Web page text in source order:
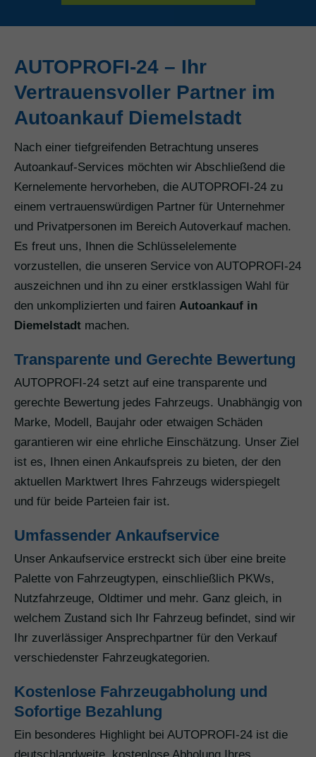
AUTOPROFI-24 – Ihr
Vertrauensvoller Partner im
Autoankauf Diemelstadt
Nach einer tiefgreifenden Betrachtung unseres
Autoankauf-Services möchten wir Abschließend die
Kernelemente hervorheben, die AUTOPROFI-24 zu
einem vertrauenswürdigen Partner für Unternehmer
und Privatpersonen im Bereich Autoverkauf machen.
Es freut uns, Ihnen die Schlüsselelemente
vorzustellen, die unseren Service von AUTOPROFI-24
auszeichnen und ihn zu einer erstklassigen Wahl für
den unkomplizierten und fairen Autoankauf in
Diemelstadt machen.
Transparente und Gerechte Bewertung
AUTOPROFI-24 setzt auf eine transparente und
gerechte Bewertung jedes Fahrzeugs. Unabhängig von
Marke, Modell, Baujahr oder etwaigen Schäden
garantieren wir eine ehrliche Einschätzung. Unser Ziel
ist es, Ihnen einen Ankaufspreis zu bieten, der den
aktuellen Marktwert Ihres Fahrzeugs widerspiegelt
und für beide Parteien fair ist.
Umfassender Ankaufservice
Unser Ankaufservice erstreckt sich über eine breite
Palette von Fahrzeugtypen, einschließlich PKWs,
Nutzfahrzeuge, Oldtimer und mehr. Ganz gleich, in
welchem Zustand sich Ihr Fahrzeug befindet, sind wir
Ihr zuverlässiger Ansprechpartner für den Verkauf
verschiedenster Fahrzeugkategorien.
Kostenlose Fahrzeugabholung und
Sofortige Bezahlung
Ein besonderes Highlight bei AUTOPROFI-24 ist die